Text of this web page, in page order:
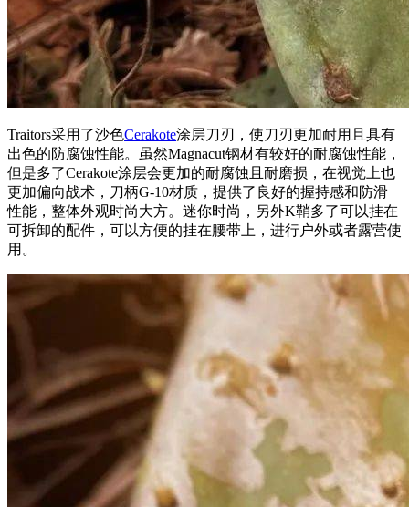
Traitors采用了沙色Cerakote涂层刀刃，使刀刃更加耐用且具有
出色的防腐蚀性能。虽然Magnacut钢材有较好的耐腐蚀性能，
但是多了Cerakote涂层会更加的耐腐蚀且耐磨损，在视觉上也
更加偏向战术，刀柄G-10材质，提供了良好的握持感和防滑
性能，整体外观时尚大方。迷你时尚，另外K鞘多了可以挂在
可拆卸的配件，可以方便的挂在腰带上，进行户外或者露营使
用。